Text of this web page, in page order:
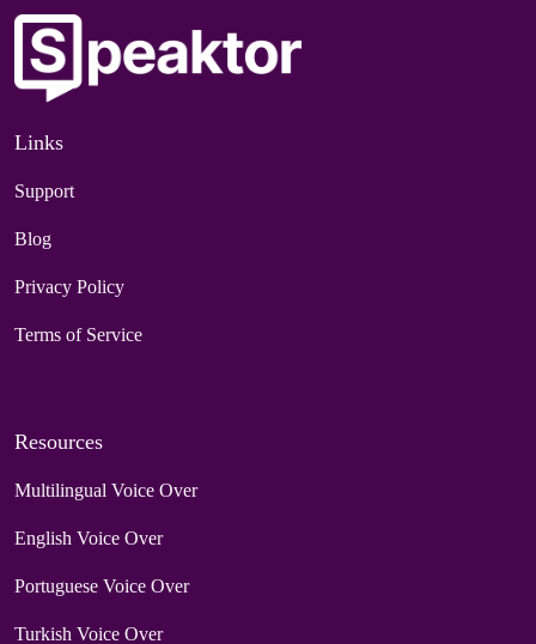
Links
Support
Blog
Privacy Policy
Terms of Service
Resources
Multilingual Voice Over
English Voice Over
Portuguese Voice Over
Turkish Voice Over